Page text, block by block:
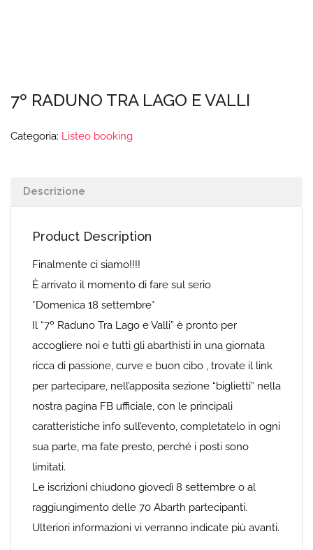
7º RADUNO TRA LAGO E VALLI
Categoria: Listeo booking
Descrizione
Product Description
Finalmente ci siamo!!!!
È arrivato il momento di fare sul serio
*Domenica 18 settembre*
Il “7º Raduno Tra Lago e Valli” è pronto per
accogliere noi e tutti gli abarthisti in una giornata
ricca di passione, curve e buon cibo , trovate il link
per partecipare, nell’apposita sezione “biglietti” nella
nostra pagina FB ufficiale, con le principali
caratteristiche info sull’evento, completatelo in ogni
sua parte, ma fate presto, perché i posti sono
limitati.
Le iscrizioni chiudono giovedì 8 settembre o al
raggiungimento delle 70 Abarth partecipanti.
Ulteriori informazioni vi verranno indicate più avanti.